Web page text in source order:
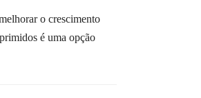
o crescimento
é uma opção